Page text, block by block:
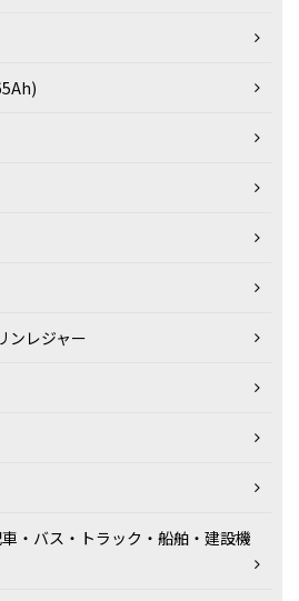
ンレジャー
・バス・トラック・船舶・建設機